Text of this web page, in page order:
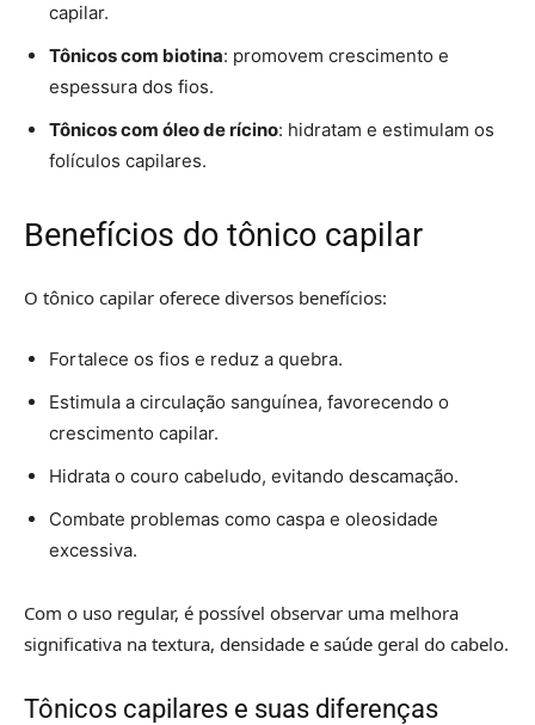
capilar.
Tônicos com biotina: promovem crescimento e
espessura dos fios.
Tônicos com óleo de rícino: hidratam e estimulam os
folículos capilares.
Benefícios do tônico capilar
O tônico capilar oferece diversos benefícios:
Fortalece os fios e reduz a quebra.
Estimula a circulação sanguínea, favorecendo o
crescimento capilar.
Hidrata o couro cabeludo, evitando descamação.
Combate problemas como caspa e oleosidade
excessiva.
Com o uso regular, é possível observar uma melhora
significativa na textura, densidade e saúde geral do cabelo.
Tônicos capilares e suas diferenças